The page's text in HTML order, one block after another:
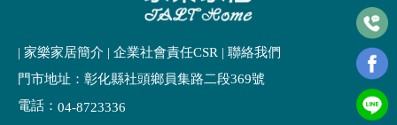
| 家樂家居簡介 | 企業社會責任CSR | 聯絡我們
門市地址：彰化縣社頭鄉員集路二段369號
電話： 04-8723336